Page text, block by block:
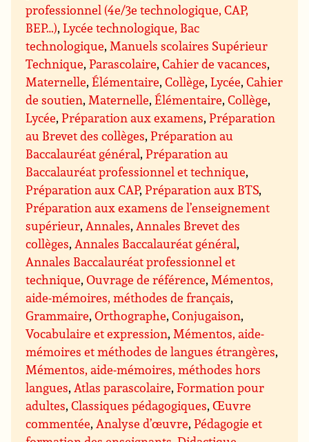
professionnel (4e/3e technologique, CAP,
BEP…),Lycée technologique, Bac
technologique, Manuels scolaires Supérieur
Technique,Parascolaire,Cahier de vacances,
Maternelle,Élémentaire,Collège,Lycée,Cahier
de soutien, Maternelle,Élémentaire,Collège,
Lycée,Préparation aux examens,Préparation
au Brevet des collèges,Préparation au
Baccalauréat général,Préparation au
Baccalauréat professionnel et technique,
Préparation aux CAP,Préparation aux BTS,
Préparation aux examens de l’enseignement
supérieur, Annales, Annales Brevet des
collèges, Annales Baccalauréat général,
Annales Baccalauréat professionnel et
technique,Ouvrage de référence, Mémentos,
aide-mémoires, méthodes de français,
Grammaire,Orthographe,Conjugaison,
Vocabulaire et expression, Mémentos, aide-
mémoires et méthodes de langues étrangères,
Mémentos, aide-mémoires, méthodes hors
langues, Atlas parascolaire,Formation pour
adultes,Classiques pédagogiques,Œuvre
commentée, Analyse d’œuvre,Pédagogie et